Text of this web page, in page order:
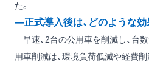
た。
―正式導入後は、どのような効
早速、2台の公用車を削減し、台
用車削減は、環境負荷低減や経費